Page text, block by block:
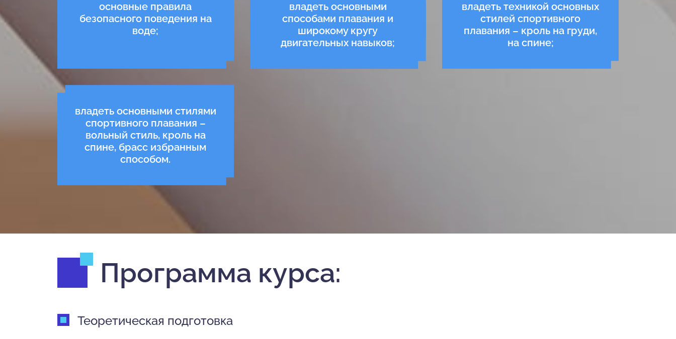
основные правила
безопасного поведения на
воде;
владеть основными
способами плавания и
широкому кругу
двигательных навыков;
владеть техникой основных
стилей спортивного
плавания – кроль на груди,
на спине;
владеть основными стилями
спортивного плавания –
вольный стиль, кроль на
спине, брасс избранным
способом.
Программа курса:
Теоретическая подготовка